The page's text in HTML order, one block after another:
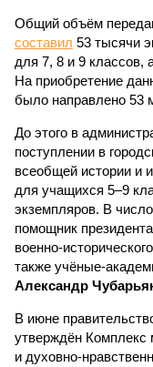
Общий объём
составил 53 тысячи
для 7, 8 и 9 классов,
На приобретение
было направлено 53
До этого в
поступлении в
всеобщей истории и
для учащихся 5–9
экземпляров. В
помощник
военно-
также учёные-
Александр
В июне
утверждён Комплекс
и духовно-